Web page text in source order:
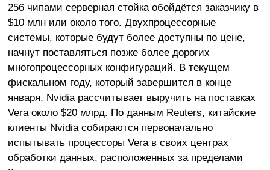
256 чипами серверная стойка обойдётся заказчику в
$10 млн или около того. Двухпроцессорные
системы, которые будут более доступны по цене,
начнут поставляться позже более дорогих
многопроцессорных конфигураций. В текущем
фискальном году, который завершится в конце
января, Nvidia рассчитывает выручить на поставках
Vera около $20 млрд. По данным Reuters, китайские
клиенты Nvidia собираются первоначально
испытывать процессоры Vera в своих центрах
обработки данных, расположенных за пределами